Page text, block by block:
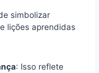
simbolizar
lições aprendidas
: Isso reflete